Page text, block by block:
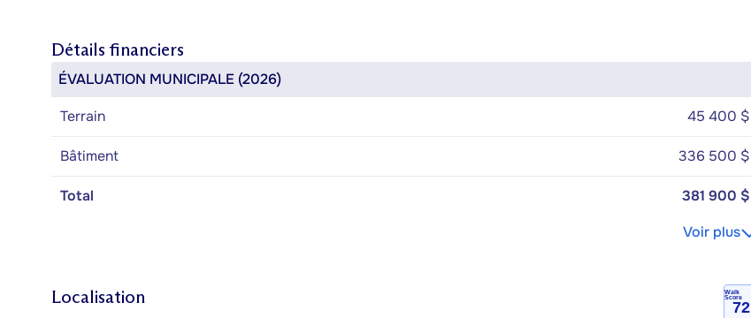
Détails financiers
ÉVALUATION MUNICIPALE (2026)
Terrain
45 400 $
Bâtiment 336 500 $
Total
381 900 $
Voir plus
Localisation
Walk
Score
72